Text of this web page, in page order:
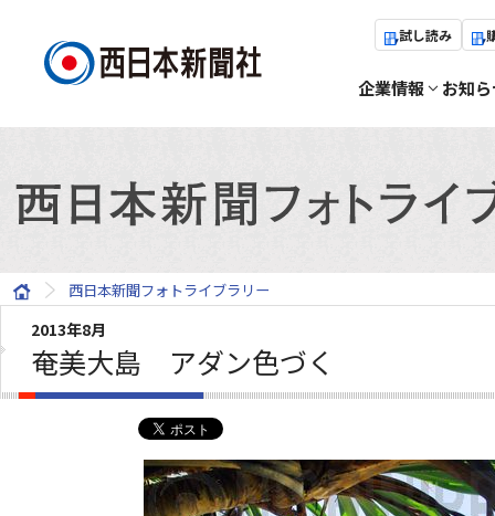
試し読み
企業情報 お知
西日本新聞フォトライブラリー
2013年8月
奄美大島 アダン色づく